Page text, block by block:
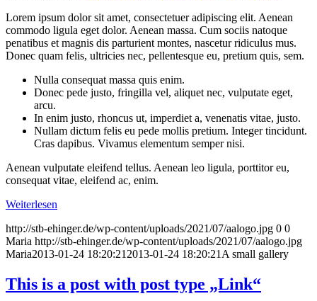
Lorem ipsum dolor sit amet, consectetuer adipiscing elit. Aenean
commodo ligula eget dolor. Aenean massa. Cum sociis natoque
penatibus et magnis dis parturient montes, nascetur ridiculus mus.
Donec quam felis, ultricies nec, pellentesque eu, pretium quis, sem.
Nulla consequat massa quis enim.
Donec pede justo, fringilla vel, aliquet nec, vulputate eget,
arcu.
In enim justo, rhoncus ut, imperdiet a, venenatis vitae, justo.
Nullam dictum felis eu pede mollis pretium. Integer tincidunt.
Cras dapibus. Vivamus elementum semper nisi.
Aenean vulputate eleifend tellus. Aenean leo ligula, porttitor eu,
consequat vitae, eleifend ac, enim.
Weiterlesen
http://stb-ehinger.de/wp-content/uploads/2021/07/aalogo.jpg 0 0
Maria http://stb-ehinger.de/wp-content/uploads/2021/07/aalogo.jpg
Maria2013-01-24 18:20:21 2013-01-24 18:20:21 A small gallery
This is a post with post type „Link“